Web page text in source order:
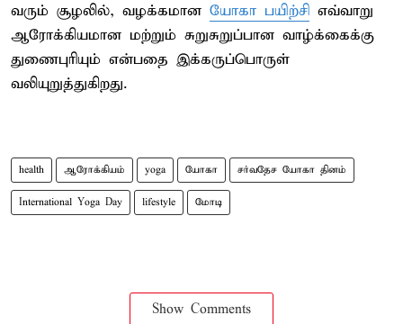
வரும் சூழலில், வழக்கமான யோகா பயிற்சி எவ்வாறு
ஆரோக்கியமான மற்றும் சுறுசுறுப்பான வாழ்க்கைக்கு
துணைபுரியும் என்பதை இக்கருப்பொருள்
வலியுறுத்துகிறது.
health ஆரோக்கியம் yoga யோகா சர்வதேச யோகா தினம்
International Yoga Day lifestyle மோடி
Show Comments